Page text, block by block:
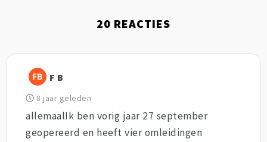
20 REACTIES
F B
8 jaar geleden
allemaalIk ben vorig jaar 27 september
geopereerd en heeft vier omleidingen